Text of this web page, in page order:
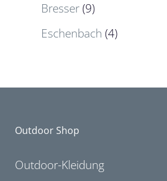
Bresser(9)
Eschenbach (4)
Outdoor Shop
Outdoor-Kleidung